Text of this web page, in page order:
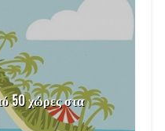
50 χώρες στα